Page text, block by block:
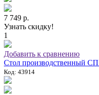
7 749 р.
Узнать скидку!
1
Добавить к сравнению
Стол производственный
Код: 43914